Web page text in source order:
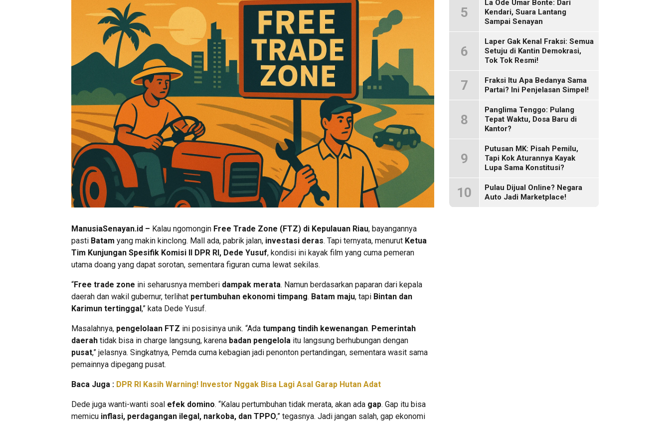
ManusiaSenayan.id – Kalau ngomongin Free Trade Zone (FTZ) di Kepulauan Riau, bayangannya
pasti Batam yang makin kinclong. Mall ada, pabrik jalan, investasi deras. Tapi ternyata, menurut Ketua
Tim Kunjungan Spesifik Komisi II DPR RI, Dede Yusuf, kondisi ini kayak film yang cuma pemeran
utama doang yang dapat sorotan, sementara figuran cuma lewat sekilas.
“Free trade zone ini seharusnya memberi dampak merata. Namun berdasarkan paparan dari kepala
daerah dan wakil gubernur, terlihat pertumbuhan ekonomi timpang. Batam maju, tapi Bintan dan
Karimun tertinggal ,” kata Dede Yusuf.
Masalahnya, pengelolaan FTZ ini posisinya unik. “Ada tumpang tindih kewenangan. Pemerintah
daerah tidak bisa in charge langsung, karena badan pengelola itu langsung berhubungan dengan
pusat,” jelasnya. Singkatnya, Pemda cuma kebagian jadi penonton pertandingan, sementara wasit sama
pemainnya dipegang pusat.
Baca Juga : DPR RI Kasih Warning! Investor Nggak Bisa Lagi Asal Garap Hutan Adat
Dede juga wanti-wanti soal efek domino. “Kalau pertumbuhan tidak merata, akan ada gap. Gap itu bisa
memicu inflasi, perdagangan ilegal, narkoba, dan TPPO,” tegasnya. Jadi jangan salah, gap ekonomi
5
La Ode Umar Bonte: Dari
Kendari, Suara Lantang
Sampai Senayan
6
Laper Gak Kenal Fraksi: Semua
Setuju di Kantin Demokrasi,
Tok Tok Resmi!
7
Fraksi Itu Apa Bedanya Sama
Partai? Ini Penjelasan Simpel!
8
Panglima Tenggo: Pulang
Tepat Waktu, Dosa Baru di
Kantor?
9
Putusan MK: Pisah Pemilu,
Tapi Kok Aturannya Kayak
Lupa Sama Konstitusi?
10
Pulau Dijual Online? Negara
Auto Jadi Marketplace!